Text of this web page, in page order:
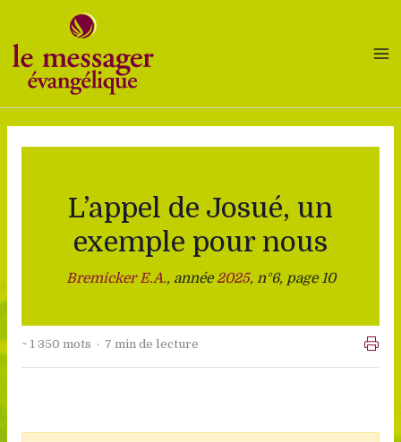
contenu
L’appel de Josué, un
exemple pour nous
Bremicker E.A., année 2025, n°6, page 10
~ 1 350 mots · 7 min de lecture